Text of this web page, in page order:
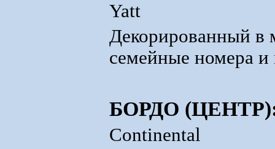
Yatt
Декорированный в
семейные номера
БОРДО
Continental